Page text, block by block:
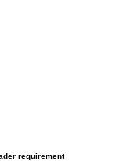
requirement